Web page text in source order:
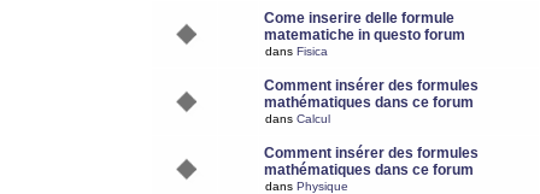
Come inserire delle formule
matematiche in questo forum
dans Fisica
Comment insérer des formules
mathématiques dans ce forum
dans Calcul
Comment insérer des formules
mathématiques dans ce forum
dans Physique